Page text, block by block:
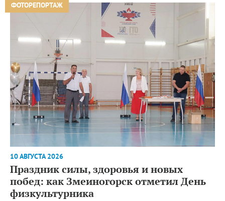
ФОТОРЕПОРТАЖ
10 АВГУСТА 2026
Праздник силы, здоровья и новых
побед: как Змеиногорск отметил День
физкультурника